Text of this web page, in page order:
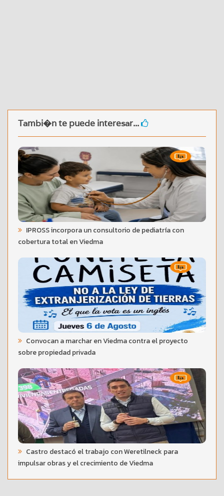
Tambi�n te puede interesar...
IPROSS incorpora un consultorio de pediatría con
cobertura total en Viedma
Convocan a marchar en Viedma contra el proyecto
sobre propiedad privada
Castro destacó el trabajo con Weretilneck para
impulsar obras y el crecimiento de Viedma